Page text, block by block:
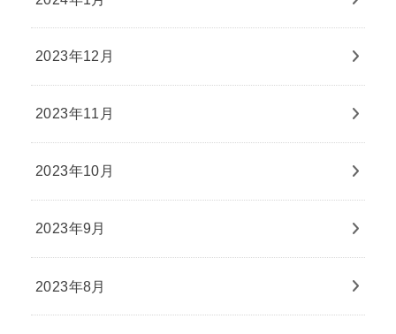
2023年12月
2023年11月
2023年10月
2023年9月
2023年8月